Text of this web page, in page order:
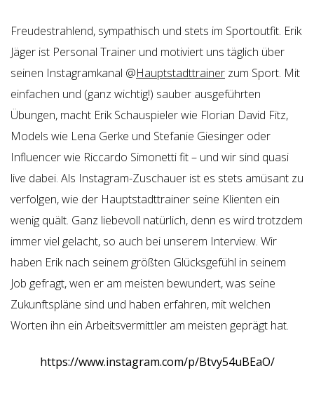
Freudestrahlend, sympathisch und stets im Sportoutfit. Erik
Jäger ist Personal Trainer und motiviert uns täglich über
seinen Instagramkanal @Hauptstadttrainer zum Sport. Mit
einfachen und (ganz wichtig!) sauber ausgeführten
Übungen, macht Erik Schauspieler wie Florian David Fitz,
Models wie Lena Gerke und Stefanie Giesinger oder
Influencer wie Riccardo Simonetti fit – und wir sind quasi
live dabei. Als Instagram-Zuschauer ist es stets amüsant zu
verfolgen, wie der Hauptstadttrainer seine Klienten ein
wenig quält. Ganz liebevoll natürlich, denn es wird trotzdem
immer viel gelacht, so auch bei unserem Interview. Wir
haben Erik nach seinem größten Glücksgefühl in seinem
Job gefragt, wen er am meisten bewundert, was seine
Zukunftspläne sind und haben erfahren, mit welchen
Worten ihn ein Arbeitsvermittler am meisten geprägt hat.
https://www.instagram.com/p/Btvy54uBEaO/